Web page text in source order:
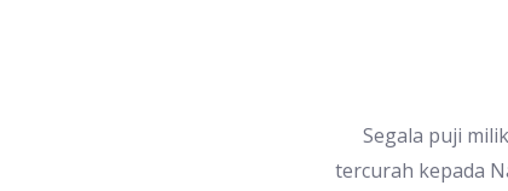
Segala puji
tercurah kepada